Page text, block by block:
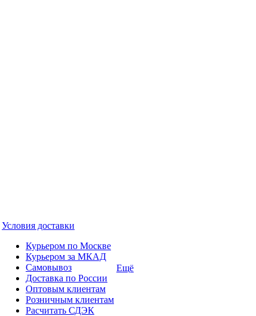
Условия доставки
Курьером по Москве
Курьером за МКАД
Самовывоз
Доставка по России
Оптовым клиентам
Розничным клиентам
Расчитать СДЭК
Ещё